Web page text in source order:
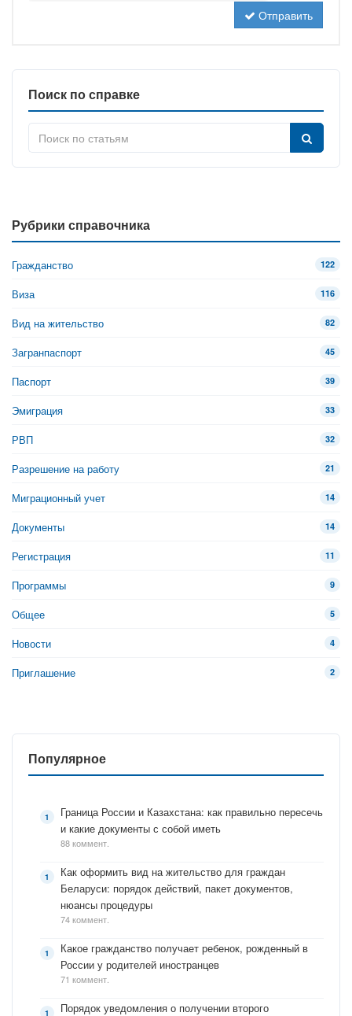
Отправить
Поиск по справке
Рубрики справочника
Гражданство 122
Виза 116
Вид на жительство 82
Загранпаспорт 45
Паспорт 39
Эмиграция 33
РВП 32
Разрешение на работу 21
Миграционный учет 14
Документы 14
Регистрация 11
Программы 9
Общее 5
Новости 4
Приглашение 2
Популярное
Граница России и Казахстана: как правильно пересечь
и какие документы с собой иметь
88 коммент.
Как оформить вид на жительство для граждан
Беларуси: порядок действий, пакет документов,
нюансы процедуры
74 коммент.
Какое гражданство получает ребенок, рожденный в
России у родителей иностранцев
71 коммент.
Порядок уведомления о получении второго